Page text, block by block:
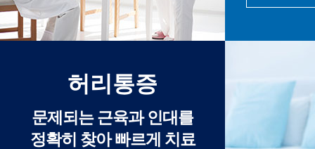
허리통증
문제되는 근육과 인대를
정확히 찾아 빠르게 치료